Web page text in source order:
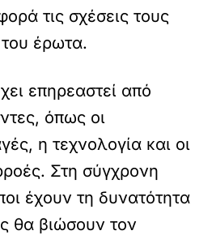
τις σχέσεις τους
έρωτα.
επηρεαστεί από
όπως οι
η τεχνολογία και οι
Στη σύγχρονη
έχουν τη δυνατότητα
θα βιώσουν τον